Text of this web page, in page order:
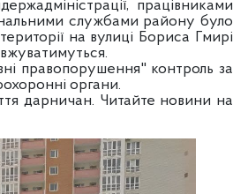
працівниками
службами району було
на вулиці Бориса Гмирі
правопорушення" контроль за
органи.
дарничан. Читайте новини на